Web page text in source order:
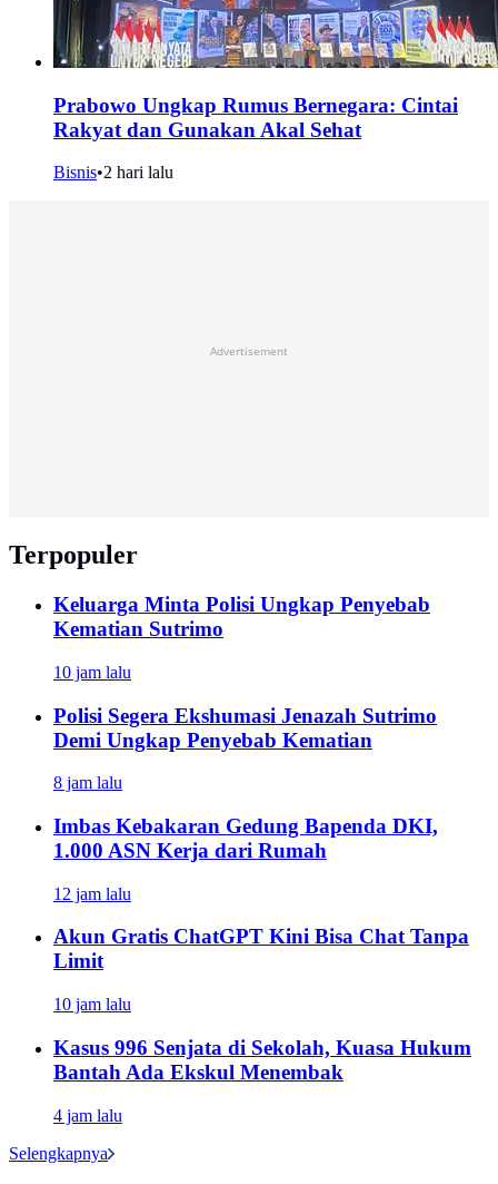
Prabowo Ungkap Rumus Bernegara: Cintai
Rakyat dan Gunakan Akal Sehat
Bisnis•2 hari lalu
Advertisement
Terpopuler
Keluarga Minta Polisi Ungkap Penyebab
Kematian Sutrimo
10 jam lalu
Polisi Segera Ekshumasi Jenazah Sutrimo
Demi Ungkap Penyebab Kematian
8 jam lalu
Imbas Kebakaran Gedung Bapenda DKI,
1.000 ASN Kerja dari Rumah
12 jam lalu
Akun Gratis ChatGPT Kini Bisa Chat Tanpa
Limit
10 jam lalu
Kasus 996 Senjata di Sekolah, Kuasa Hukum
Bantah Ada Ekskul Menembak
4 jam lalu
Selengkapnya